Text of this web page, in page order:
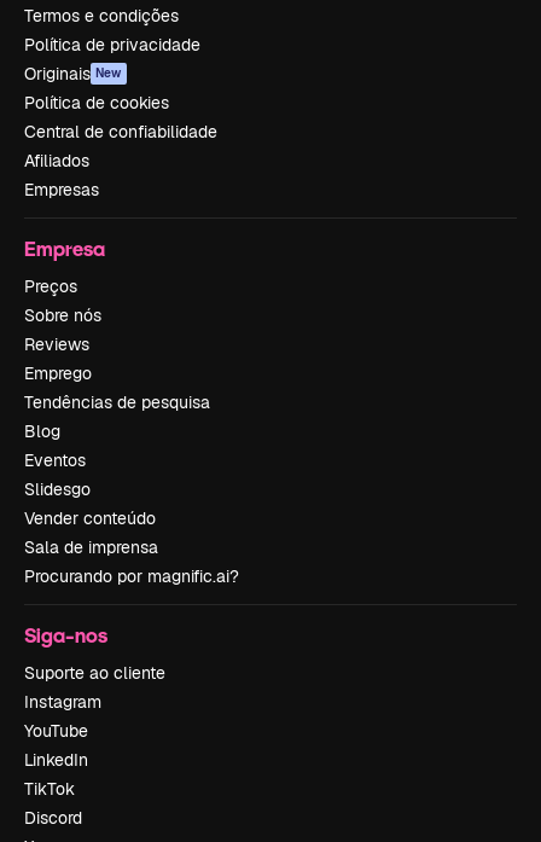
Termos e condições
Política de privacidade
Originais New
Política de cookies
Central de confiabilidade
Afiliados
Empresas
Empresa
Preços
Sobre nós
Reviews
Emprego
Tendências de pesquisa
Blog
Eventos
Slidesgo
Vender conteúdo
Sala de imprensa
Procurando por magnific.ai?
Siga-nos
Suporte ao cliente
Instagram
YouTube
LinkedIn
TikTok
Discord